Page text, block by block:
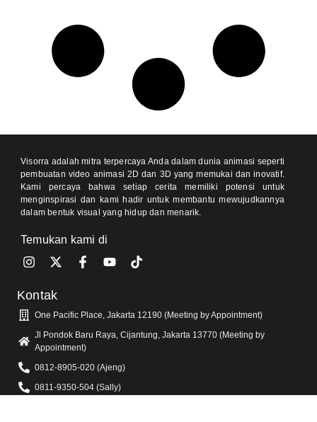
Visorra adalah mitra terpercaya Anda dalam dunia animasi seperti
pembuatan video animasi 2D dan 3D yang memukai dan inovatif.
Kami percaya bahwa setiap cerita memiliki potensi untuk
menginspirasi dan kami hadir untuk membantu mewujudkannya
dalam bentuk visual yang hidup dan menarik.
Temukan kami di
Kontak
One Pacific Place, Jakarta 12190 (Meeting by Appointment)
Jl Pondok Baru Raya, Cijantung, Jakarta 13770 (Meeting by
Appointment)
0812-8905-020 (Ajeng)
0811-9350-504 (Sally)